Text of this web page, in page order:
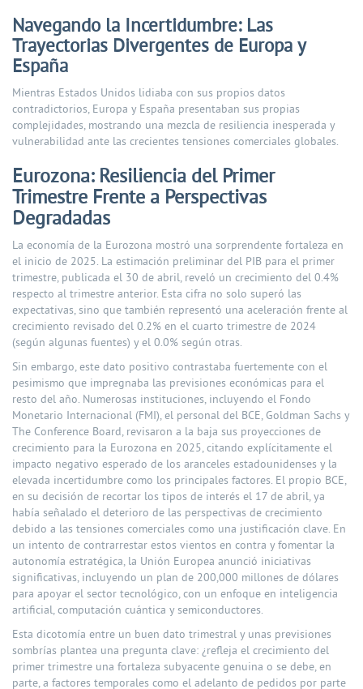
Navegando la Incertidumbre: Las
Trayectorias Divergentes de Europa y
España
Mientras Estados Unidos lidiaba con sus propios datos
contradictorios, Europa y España presentaban sus propias
complejidades, mostrando una mezcla de resiliencia inesperada y
vulnerabilidad ante las crecientes tensiones comerciales globales.
Eurozona: Resiliencia del Primer
Trimestre Frente a Perspectivas
Degradadas
La economía de la Eurozona mostró una sorprendente fortaleza en
el inicio de 2025. La estimación preliminar del PIB para el primer
trimestre, publicada el 30 de abril, reveló un crecimiento del 0.4%
respecto al trimestre anterior. Esta cifra no solo superó las
expectativas, sino que también representó una aceleración frente al
crecimiento revisado del 0.2% en el cuarto trimestre de 2024
(según algunas fuentes) y el 0.0% según otras.
Sin embargo, este dato positivo contrastaba fuertemente con el
pesimismo que impregnaba las previsiones económicas para el
resto del año. Numerosas instituciones, incluyendo el Fondo
Monetario Internacional (FMI), el personal del BCE, Goldman Sachs y
The Conference Board, revisaron a la baja sus proyecciones de
crecimiento para la Eurozona en 2025, citando explícitamente el
impacto negativo esperado de los aranceles estadounidenses y la
elevada incertidumbre como los principales factores. El propio BCE,
en su decisión de recortar los tipos de interés el 17 de abril, ya
había señalado el deterioro de las perspectivas de crecimiento
debido a las tensiones comerciales como una justificación clave. En
un intento de contrarrestar estos vientos en contra y fomentar la
autonomía estratégica, la Unión Europea anunció iniciativas
significativas, incluyendo un plan de 200,000 millones de dólares
para apoyar el sector tecnológico, con un enfoque en inteligencia
artificial, computación cuántica y semiconductores.
Esta dicotomía entre un buen dato trimestral y unas previsiones
sombrías plantea una pregunta clave: ¿refleja el crecimiento del
primer trimestre una fortaleza subyacente genuina o se debe, en
parte, a factores temporales como el adelanto de pedidos por parte